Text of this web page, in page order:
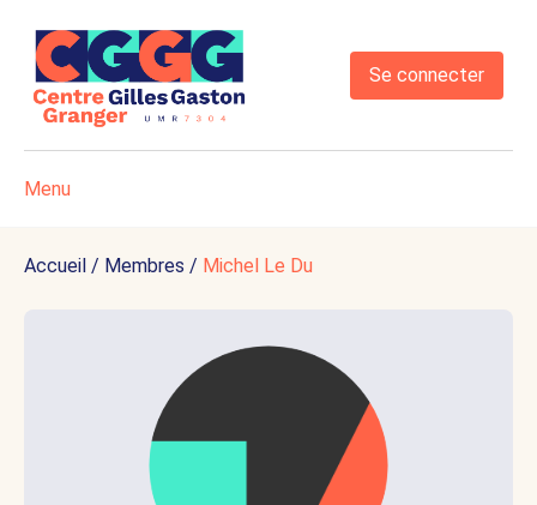
Se connecter
Menu
Accueil / Membres / Michel Le Du